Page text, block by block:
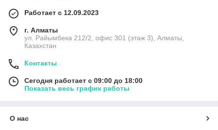
Работает с 12.09.2023
г. Алматы
ул. Райымбека 212/2, офис 301 (этаж 3), Алматы,
Казахстан
Контакты
Сегодня работает с 09:00 до 18:00
Показать весь график работы
О нас